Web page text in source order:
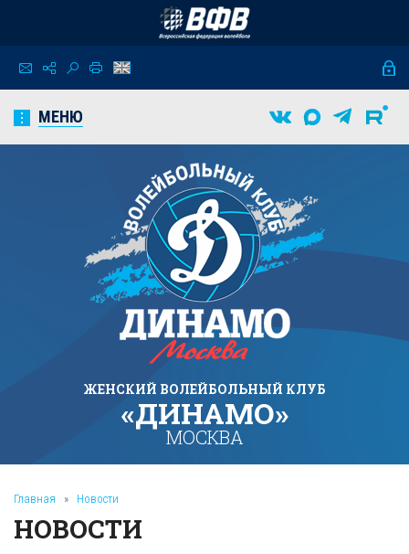
МЕНЮ
ЖЕНСКИЙ ВОЛЕЙБОЛЬНЫЙ КЛУБ
«ДИНАМО»
МОСКВА
Главная » Новости
НОВОСТИ